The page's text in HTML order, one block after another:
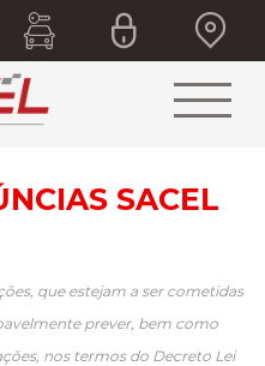
SACEL
que estejam a ser cometidas
prever, bem como
nos termos do Decreto Lei